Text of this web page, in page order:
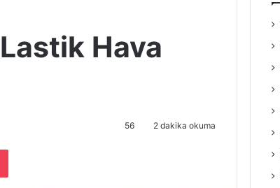
Hava
56 2 dakika okuma
Pocket